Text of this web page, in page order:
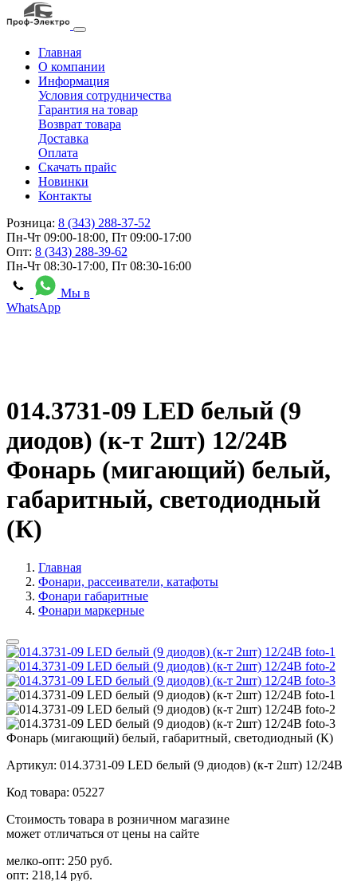
Главная
О компании
Информация
Условия сотрудничества
Гарантия на товар
Возврат товара
Доставка
Оплата
Скачать прайс
Новинки
Контакты
Розница: 8 (343) 288-37-52
Пн-Чт 09:00-18:00, Пт 09:00-17:00
Опт: 8 (343) 288-39-62
Пн-Чт 08:30-17:00, Пт 08:30-16:00
Мы в
WhatsApp
014.3731-09 LED белый (9
диодов) (к-т 2шт) 12/24В
Фонарь (мигающий) белый,
габаритный, светодиодный
(К)
Главная
Фонари, рассеиватели, катафоты
Фонари габаритные
Фонари маркерные
Фонарь (мигающий) белый, габаритный, светодиодный (К)
Артикул: 014.3731-09 LED белый (9 диодов) (к-т 2шт) 12/24В
Код товара: 05227
Стоимость товара в розничном магазине
может отличаться от цены на сайте
мелко-опт: 250 руб.
опт: 218,14 руб.